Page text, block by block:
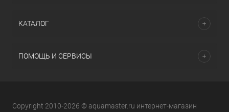
КАТАЛОГ
ПОМОЩЬ И СЕРВИСЫ
Copyright 2010-2026 © aquamaster.ru интернет-магазин